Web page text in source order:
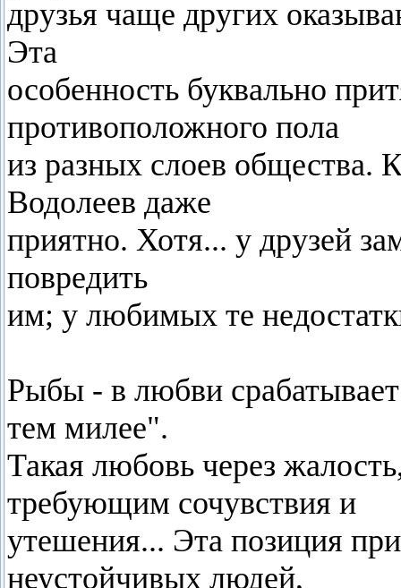
друзья чаще других
Эта
особенность буквально
противоположного пола
из разных слоев общества.
Водолеев даже
приятно. Хотя... у друзей
повредить
им; у любимых те
Рыбы - в любви
тем милее".
Такая любовь через
требующим сочувствия и
утешения... Эта позиция
неустойчивых людей,